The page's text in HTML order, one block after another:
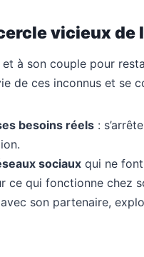
vicieux de
à son couple pour
de ces inconnus et se
besoins réels :
sociaux qui ne
ce qui fonctionne chez
avec son partenaire,